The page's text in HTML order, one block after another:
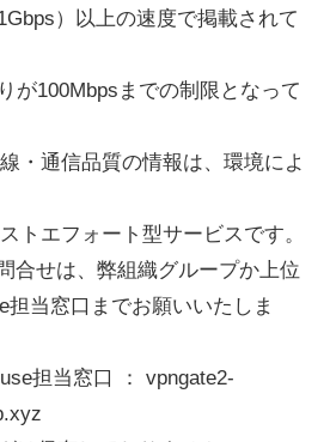
）以上の速度で掲載されて
が100Mbpsまでの制限となって
・通信品質の情報は、環境によ
トエフォート型サービスです。
合せは、弊組織グループか上位
担当窓口までお願いいたしま
担当窓口 ： vpngate2-